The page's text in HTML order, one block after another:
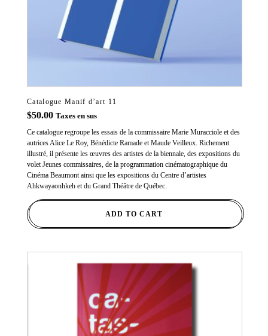
Catalogue Manif d’art 11
$50.00 Taxes en sus
Ce catalogue regroupe les essais de la commissaire Marie Muracciole et des
autrices Alice Le Roy, Bénédicte Ramade et Maude Veilleux. Richement
illustré, il présente les œuvres des artistes de la biennale, des expositions du
volet Jeunes commissaires, de la programmation cinématographique du
Cinéma Beaumont ainsi que les expositions du Centre d’artistes
Ahkwayaonhkeh et du Grand Théâtre de Québec.
ADD TO CART